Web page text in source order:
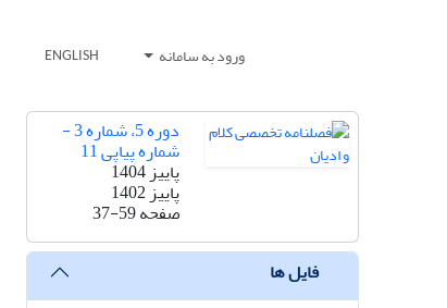
ورود به سامانه ENGLISH
دوره 5، شماره 3 -
شماره پیاپی 11
پاییز 1404
پاییز 1402
صفحه37-59
فایل ها